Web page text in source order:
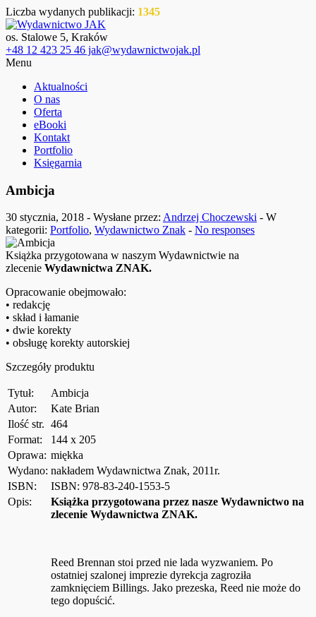
Liczba wydanych publikacji: 1345
os. Stalowe 5, Kraków
+48 12 423 25 46 jak@wydawnictwojak.pl
Menu
Aktualności
O nas
Oferta
eBooki
Kontakt
Portfolio
Księgarnia
Ambicja
30 stycznia, 2018 - Wysłane przez: Andrzej Choczewski - W
kategorii: Portfolio, Wydawnictwo Znak - No responses
Książka przygotowana w naszym Wydawnictwie na
zlecenie Wydawnictwa ZNAK.
Opracowanie obejmowało:
• redakcję
• skład i łamanie
• dwie korekty
• obsługę korekty autorskiej
Szczegóły produktu
Tytuł:
Ambicja
Autor:
Kate Brian
Ilość str. 464
Format:
144 x 205
Oprawa: miękka
Wydano: nakładem Wydawnictwa Znak, 2011r.
ISBN:
ISBN: 978-83-240-1553-5
Opis:
Książka przygotowana przez nasze Wydawnictwo na
zlecenie Wydawnictwa ZNAK.
Reed Brennan stoi przed nie lada wyzwaniem. Po
ostatniej szalonej imprezie dyrekcja zagroziła
zamknięciem Billings. Jako prezeska, Reed nie może do
tego dopuścić.